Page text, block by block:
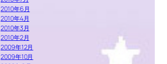
2010年6月
2010年4月
2010年3月
2010年2月
2009年12月
2009年10月